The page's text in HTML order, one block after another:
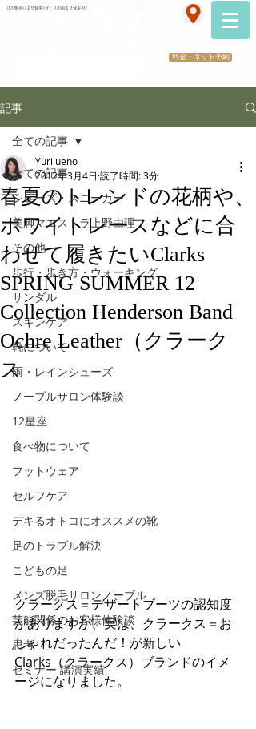
立川駅南口より徒歩5分・立川南より徒歩3分
料金・ネット予約
記事
全ての記事
シューズ・スニーカー
美脚マエストラ上野由理
その他
歩行・歩き方・ウォーキング
サンダル
スキンケア
靴について
雨・レインシューズ
ノーブルサロン体験談
12星座
食べ物について
フットウェア
セルフケア
デキるオトコにオススメの靴
足のトラブル解決
こどもの足
メンズ脱毛サロンノーブル
芸能関係のお客様体験談
思考
セミナー 講演実績
全ての記事
春夏のトレンドの花柄や、
ホワイトレースなどに合
わせて履きたいClarks
SPRING SUMMER 12
Collection Henderson Band
Ochre Leather（クラーク
ス
Yuri ueno
2012年3月4日 読了時間: 3分
クラークス＝デザートブーツの認知度
がありますが、実は、クラークス＝お
しゃれだったんだ！が新しい
Clarks（クラークス）ブランドのイメ
ージになりました。